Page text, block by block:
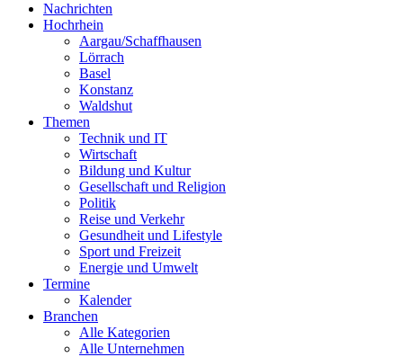
Nachrichten
Hochrhein
Aargau/Schaffhausen
Lörrach
Basel
Konstanz
Waldshut
Themen
Technik und IT
Wirtschaft
Bildung und Kultur
Gesellschaft und Religion
Politik
Reise und Verkehr
Gesundheit und Lifestyle
Sport und Freizeit
Energie und Umwelt
Termine
Kalender
Branchen
Alle Kategorien
Alle Unternehmen